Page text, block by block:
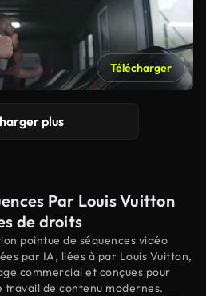
Télécharger
plus
Par Louis Vuitton
de droits
pointue de séquences vidéo
par IA, liées à par Louis Vuitton,
commercial et conçues pour
travail de contenu modernes.